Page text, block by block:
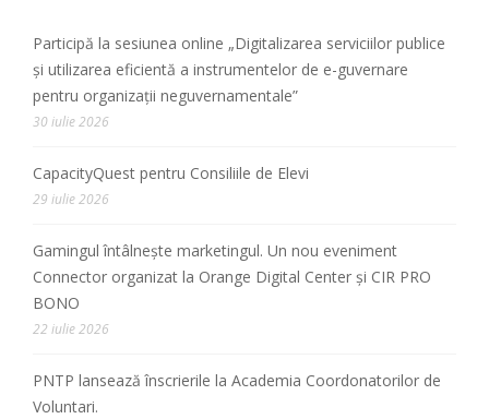
Participă la sesiunea online „Digitalizarea serviciilor publice
și utilizarea eficientă a instrumentelor de e-guvernare
pentru organizații neguvernamentale”
30 iulie 2026
CapacityQuest pentru Consiliile de Elevi
29 iulie 2026
Gamingul întâlnește marketingul. Un nou eveniment
Connector organizat la Orange Digital Center și CIR PRO
BONO
22 iulie 2026
PNTP lansează înscrierile la Academia Coordonatorilor de
Voluntari.